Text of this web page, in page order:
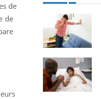
de
de